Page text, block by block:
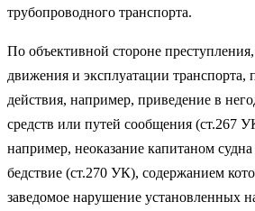
трубопроводного транспорта.
По объективной стороне
движения и эксплуатации транспорта,
действия, например, приведение в
средств или путей сообщения (ст.267
например, неоказание капитаном
бедствие (ст.270 УК), содержанием
заведомое нарушение установленных